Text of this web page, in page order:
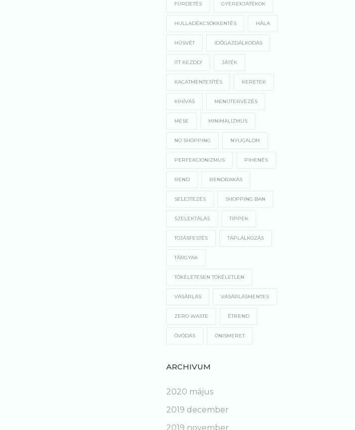
FÜRDETÉS GYEREKJÁTÉKOK
HULLADÉKCSÖKKENTÉS HÁLA
HÚSVÉT IDŐGAZDÁLKODÁS
ITT KEZDD! JÁTÉK
KACATMENTESÍTÉS KERETEK
KIHÍVÁS MENÜTERVEZÉS
MESE MINIMALIZMUS
NO SHOPPING NYUGALOM
PERFEKCIONIZMUS PIHENÉS
REND RENDRAKÁS
SELEJTEZÉS SHOPPING BAN
SZELEKTÁLÁS TIPPEK
TOJÁSFESTÉS TÁPLÁLKOZÁS
TÁRGYAK
TÖKÉLETESEN TÖKÉLETLEN
VÁSÁRLÁS VÁSÁRLÁSMENTES
ZERO WASTE ÉTREND
ÓVÓDÁS ÖNISMERET
ARCHIVUM
2020 május
2019 december
2019 november